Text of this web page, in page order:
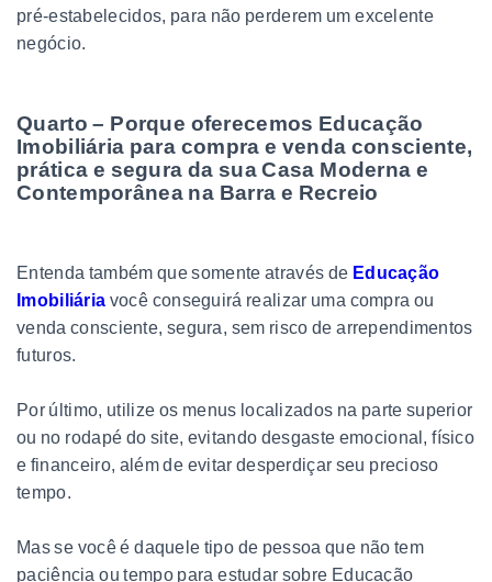
pré-estabelecidos, para não perderem um excelente
negócio.
Quarto – Porque oferecemos Educação
Imobiliária para compra e venda consciente,
prática e segura da sua Casa Moderna e
Contemporânea na Barra e Recreio
Entenda também que somente através de Educação
Imobiliária você conseguirá realizar uma compra ou
venda consciente, segura, sem risco de arrependimentos
futuros.
Por último, utilize os menus localizados na parte superior
ou no rodapé do site, evitando desgaste emocional, físico
e financeiro, além de evitar desperdiçar seu precioso
tempo.
Mas se você é daquele tipo de pessoa que não tem
paciência ou tempo para estudar sobre Educação